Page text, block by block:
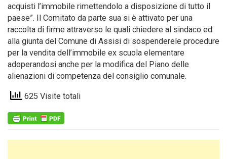
acquisti l’immobile rimettendolo a disposizione di tutto il
paese”. Il Comitato da parte sua si è attivato per una
raccolta di firme attraverso le quali chiedere al sindaco ed
alla giunta del Comune di Assisi di sospenderele procedure
per la vendita dell’immobile ex scuola elementare
adoperandosi anche per la modifica del Piano delle
alienazioni di competenza del consiglio comunale.
625 Visite totali